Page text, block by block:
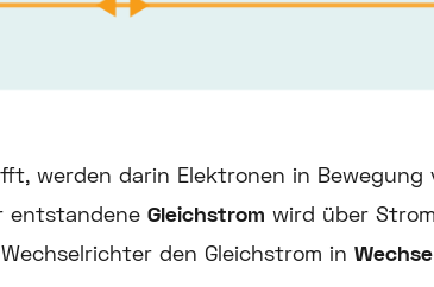
werden darin Elektronen in
entstandene Gleichstrom wird über
den Gleichstrom in